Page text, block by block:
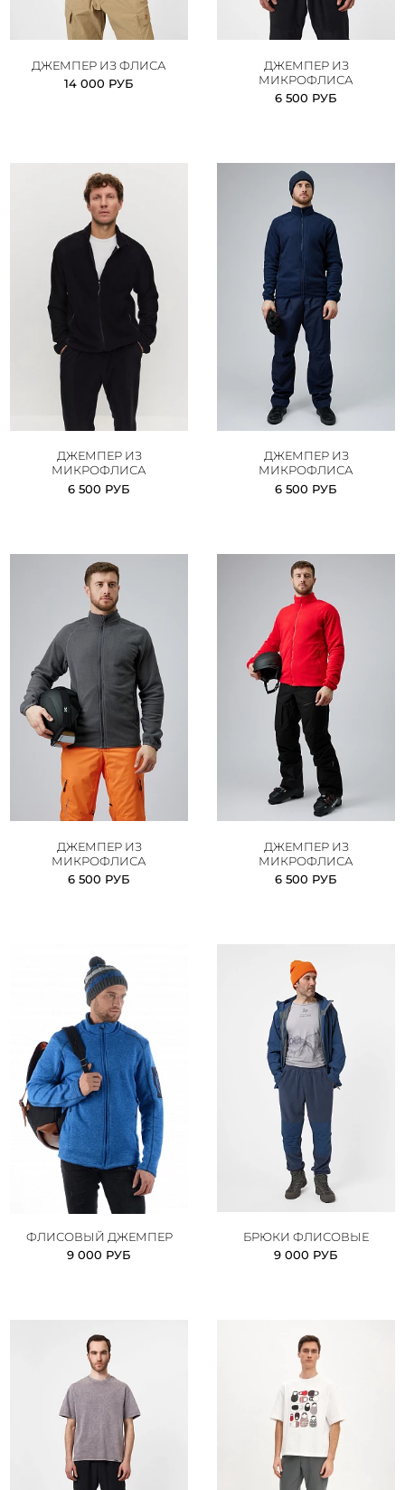
ДЖЕМПЕР ИЗ ФЛИСА
14 000 РУБ
ДЖЕМПЕР ИЗ
МИКРОФЛИСА
6 500 РУБ
ДЖЕМПЕР ИЗ
МИКРОФЛИСА
6 500 РУБ
ДЖЕМПЕР ИЗ
МИКРОФЛИСА
6 500 РУБ
ДЖЕМПЕР ИЗ
МИКРОФЛИСА
6 500 РУБ
ДЖЕМПЕР ИЗ
МИКРОФЛИСА
6 500 РУБ
ФЛИСОВЫЙ ДЖЕМПЕР
9 000 РУБ
БРЮКИ ФЛИСОВЫЕ
9 000 РУБ